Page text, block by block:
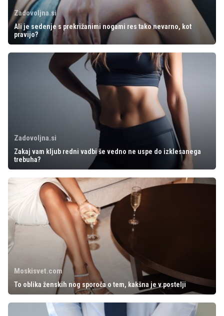
Zadovoljna.si
Ali je sedenje s prekrižanimi nogami res tako nevarno, kot
pravijo?
Zadovoljna.si
Zakaj vam kljub redni vadbi še vedno ne uspe do izklesanega
trebuha?
Moskisvet.com
To oblika ženskih nog sporoča o tem, kakšna je v postelji